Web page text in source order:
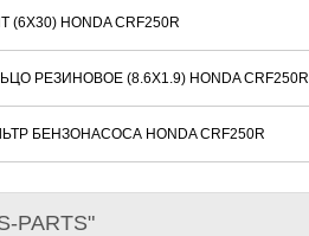
(6X30) HONDA CRF250R
РЕЗИНОВОЕ (8.6X1.9) HONDA CRF250R
БЕНЗОНАСОСА HONDA CRF250R
PARTS"